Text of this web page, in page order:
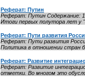
Реферат: Путин
Реферат: Путин Содержание: 1.
Итоги первых полутора лет у
Реферат: Пути развития
Реферат: Пути развития
Политика в отношении стран
Реферат: Развитие
Реферат: Развитие
отметки. Во многом это